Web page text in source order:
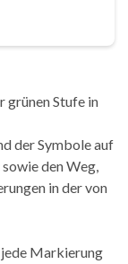
grünen Stufe in
der Symbole auf
den Weg,
in der von
Markierung